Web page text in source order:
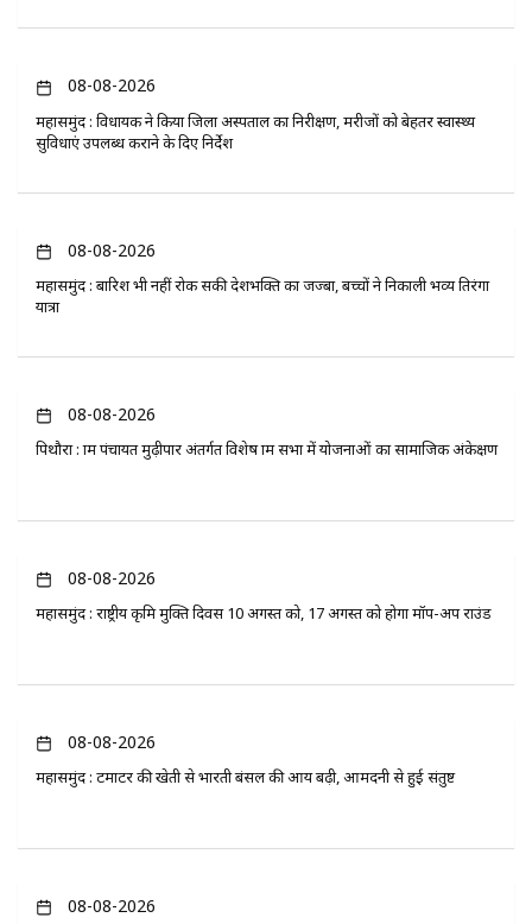
08-08-2026
महासमुंद : विधायक ने किया जिला अस्पताल का निरीक्षण, मरीजों को बेहतर स्वास्थ्य
सुविधाएं उपलब्ध कराने के दिए निर्देश
08-08-2026
महासमुंद : बारिश भी नहीं रोक सकी देशभक्ति का जज्बा, बच्चों ने निकाली भव्य तिरंगा
यात्रा
08-08-2026
पिथौरा : ग्राम पंचायत मुढ़ीपार अंतर्गत विशेष ग्राम सभा में योजनाओं का सामाजिक अंकेक्षण
08-08-2026
महासमुंद : राष्ट्रीय कृमि मुक्ति दिवस 10 अगस्त को, 17 अगस्त को होगा मॉप-अप राउंड
08-08-2026
महासमुंद : टमाटर की खेती से भारती बंसल की आय बढ़ी, आमदनी से हुई संतुष्ट
08-08-2026